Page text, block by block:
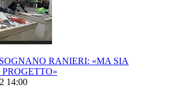
RANIERI: «MA SIA
14:00